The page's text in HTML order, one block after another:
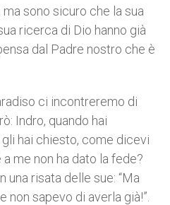
sono sicuro che la sua
ricerca di Dio hanno già
dal Padre nostro che è
ci incontreremo di
Indro, quando hai
hai chiesto, come dicevi
me non ha dato la fede?
una risata delle sue: “Ma
non sapevo di averla già!”.